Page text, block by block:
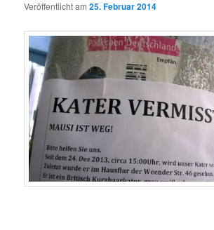
Veröffentlicht am25. Februar 2014